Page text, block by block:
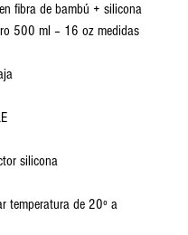
fibra de bambú + silicona
500 ml – 16 oz medidas
silicona
temperatura de 20º a